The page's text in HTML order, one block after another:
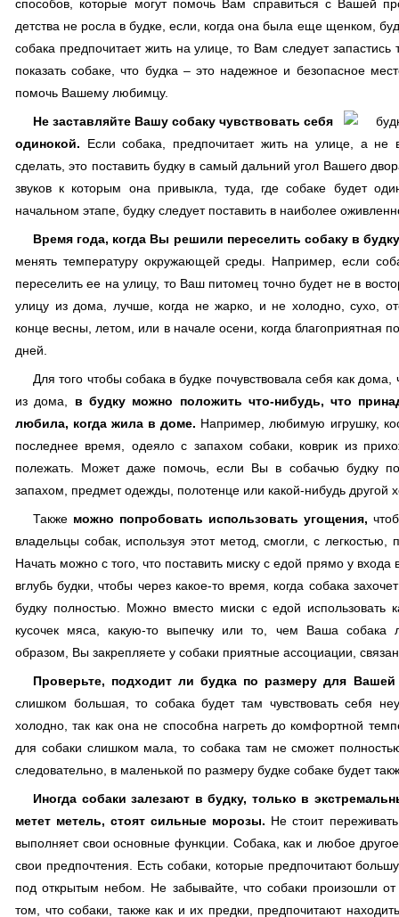
способов, которые могут помочь Вам справиться с Вашей
детства не росла в будке, если, когда она была еще щенком,
собака предпочитает жить на улице, то Вам следует
показать собаке, что будка – это надежное и безопасное
помочь Вашему любимцу.
Не заставляйте Вашу собаку чувствовать себя
одинокой. Если собака, предпочитает жить на улице, а
сделать, это поставить будку в самый дальний угол Вашего
звуков к которым она привыкла, туда, где собаке будет
начальном этапе, будку следует поставить в наиболее
Время года, когда Вы решили переселить собаку в
менять температуру окружающей среды. Например, если
переселить ее на улицу, то Ваш питомец точно будет не в
улицу из дома, лучше, когда не жарко, и не холодно, сухо,
конце весны, летом, или в начале осени, когда благоприятная
дней.
Для того чтобы собака в будке почувствовала себя как
из дома, в будку можно положить что-нибудь, что
любила, когда жила в доме. Например, любимую игрушку,
последнее время, одеяло с запахом собаки, коврик из
полежать. Может даже помочь, если Вы в собачью будку
запахом, предмет одежды, полотенце или какой-нибудь другой
Также можно попробовать использовать угощения,
владельцы собак, используя этот метод, смогли, с легкостью,
Начать можно с того, что поставить миску с едой прямо у входа
вглубь будки, чтобы через какое-то время, когда собака
будку полностью. Можно вместо миски с едой использовать
кусочек мяса, какую-то выпечку или то, чем Ваша собака
образом, Вы закрепляете у собаки приятные ассоциации,
Проверьте, подходит ли будка по размеру для Вашей
слишком большая, то собака будет там чувствовать себя
холодно, так как она не способна нагреть до комфортной
для собаки слишком мала, то собака там не сможет
следовательно, в маленькой по размеру будке собаке будет
Иногда собаки залезают в будку, только в
метет метель, стоят сильные морозы. Не стоит
выполняет свои основные функции. Собака, как и любое
свои предпочтения. Есть собаки, которые предпочитают
под открытым небом. Не забывайте, что собаки произошли от
том, что собаки, также как и их предки, предпочитают